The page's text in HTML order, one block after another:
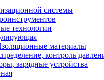
системы
технологии
материалы
контроль
зарядные устройства